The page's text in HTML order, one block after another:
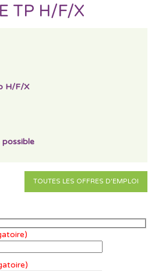
TP H/F/X
H/F/X
possible
TOUTES LES OFFRES D'EMPLOI